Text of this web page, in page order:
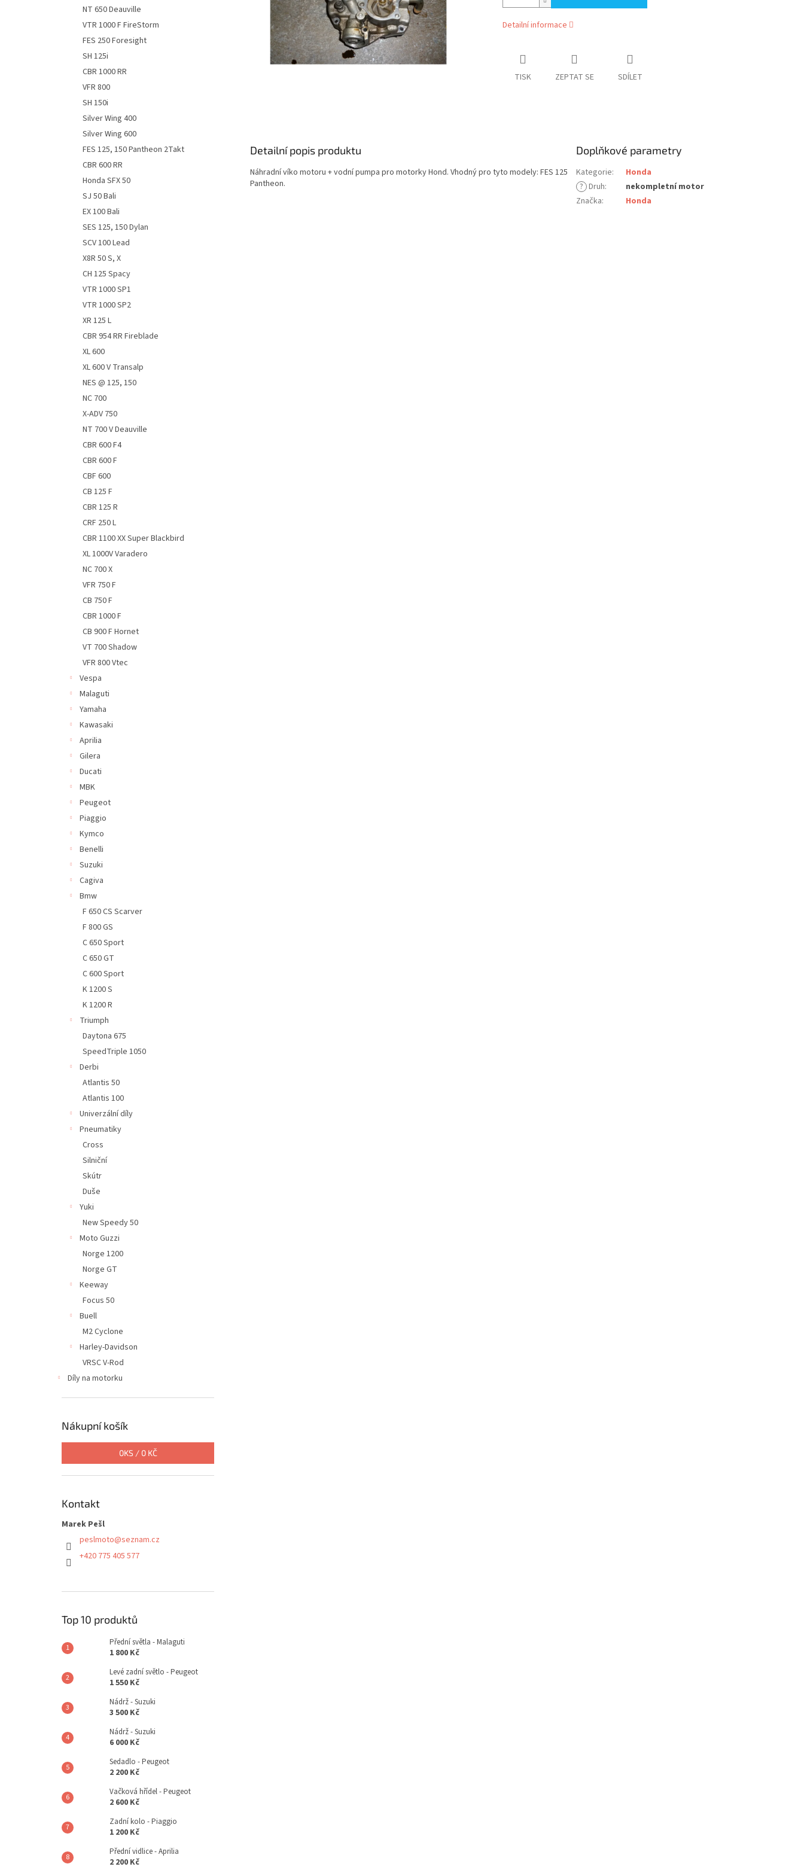
NT 650 Deauville
VTR 1000 F FireStorm
FES 250 Foresight
SH 125i
CBR 1000 RR
VFR 800
SH 150i
Silver Wing 400
Silver Wing 600
FES 125, 150 Pantheon 2Takt
CBR 600 RR
Honda SFX 50
SJ 50 Bali
EX 100 Bali
SES 125, 150 Dylan
SCV 100 Lead
X8R 50 S, X
CH 125 Spacy
VTR 1000 SP1
VTR 1000 SP2
XR 125 L
CBR 954 RR Fireblade
XL 600
XL 600 V Transalp
NES @ 125, 150
NC 700
X-ADV 750
NT 700 V Deauville
CBR 600 F4
CBR 600 F
CBF 600
CB 125 F
CBR 125 R
CRF 250 L
CBR 1100 XX Super Blackbird
XL 1000V Varadero
NC 700 X
VFR 750 F
CB 750 F
CBR 1000 F
CB 900 F Hornet
VT 700 Shadow
VFR 800 Vtec
Vespa
Malaguti
Yamaha
Kawasaki
Aprilia
Gilera
Ducati
MBK
Peugeot
Piaggio
Kymco
Benelli
Suzuki
Cagiva
Bmw
F 650 CS Scarver
F 800 GS
C 650 Sport
C 650 GT
C 600 Sport
K 1200 S
K 1200 R
Triumph
Daytona 675
SpeedTriple 1050
Derbi
Atlantis 50
Atlantis 100
Univerzální díly
Pneumatiky
Cross
Silniční
Skútr
Duše
Yuki
New Speedy 50
Moto Guzzi
Norge 1200
Norge GT
Keeway
Focus 50
Buell
M2 Cyclone
Harley-Davidson
VRSC V-Rod
Díly na motorku
Nákupní košík
0KS / 0 KČ
Kontakt
Marek Pešl
peslmoto@seznam.cz
+420 775 405 577
Top 10 produktů
Přední světla - Malaguti
1 800 Kč
Levé zadní světlo - Peugeot
1 550 Kč
Nádrž - Suzuki
3 500 Kč
Nádrž - Suzuki
6 000 Kč
Sedadlo - Peugeot
2 200 Kč
Vačková hřídel - Peugeot
2 600 Kč
Zadní kolo - Piaggio
1 200 Kč
Přední vidlice - Aprilia
2 200 Kč
Detailní informace
TISK ZEPTAT SE SDÍLET
Detailní popis produktu
Náhradní víko motoru + vodní pumpa pro motorky Hond. Vhodný pro tyto modely: FES 125
Pantheon.
Doplňkové parametry
Kategorie:
Honda
? Druh:
nekompletní motor
Značka: Honda